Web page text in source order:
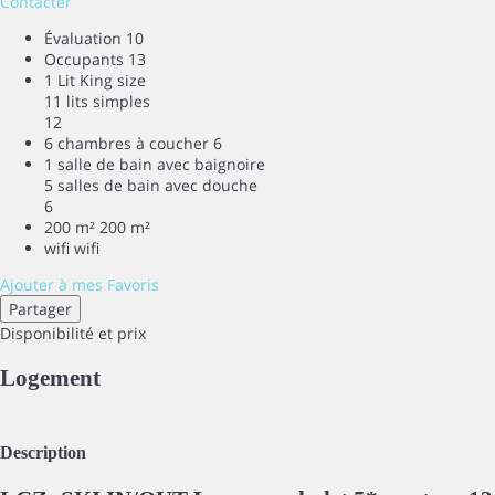
Évaluation 10
Occupants 13
1 Lit King size
11 lits simples
12
6 chambres à coucher 6
1 salle de bain avec baignoire
5 salles de bain avec douche
6
200 m² 200 m²
wifi wifi
Ajouter à mes Favoris
Partager
Disponibilité et prix
Logement
Description